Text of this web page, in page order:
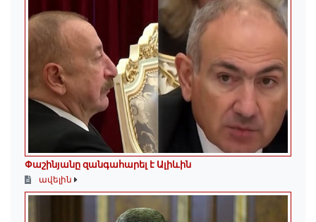
Փաշինյանը զանգահարել է Ալիևին
ավելին